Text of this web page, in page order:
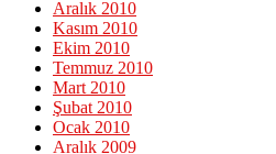
Aralık 2010
Kasım 2010
Ekim 2010
Temmuz 2010
Mart 2010
Şubat 2010
Ocak 2010
Aralık 2009